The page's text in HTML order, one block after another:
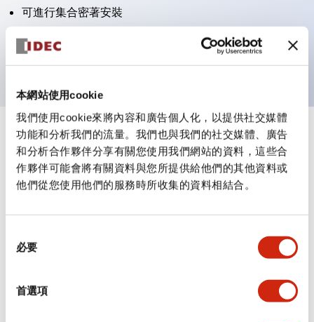
本網站使用cookie
我們使用cookie來將內容和廣告個人化，以提供社交媒體
功能和分析我們的流量。我們也與我們的社交媒體、廣告
和分析合作夥伴分享有關您使用我們網站的資料，這些合
作夥伴可能會將有關資料與您所提供給他們的其他資料或
他們從您使用他們的服務時所收集的資料相結合。
必要
首選項
可進行集合密著安裝
附鎖選擇開關採用高安全性的彈子鎖結構
防護結構為IP65（IEC60529）
規格 顯示全部
審美規範
環境規範
功能規格